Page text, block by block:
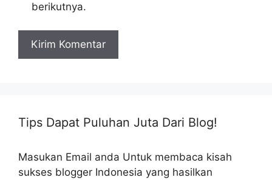
berikutnya.
Tips Dapat Puluhan Juta Dari Blog!
Masukan Email anda Untuk membaca kisah
sukses blogger Indonesia yang hasilkan